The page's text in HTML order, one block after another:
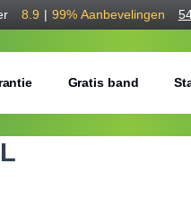
8.9 | 99% Aanbevelingen
Gratis band